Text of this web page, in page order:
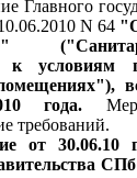
Главного
N 64
к
года.
требований.
от
СПб